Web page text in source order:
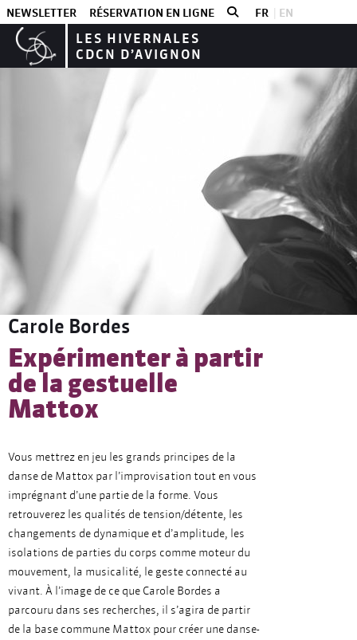
NEWSLETTER RÉSERVATION EN LIGNE FR EN
LES HIVERNALES
CDCN D’AVIGNON
Niveau 2 & 3
Carole Bordes
Expérimenter à partir
de la gestuelle
Mattox
Vous mettrez en jeu les grands principes de la
danse de Mattox par l’improvisation tout en vous
imprégnant d’une partie de la forme. Vous
retrouverez les qualités de tension/détente, les
changements de dynamique et d’amplitude, les
isolations de parties du corps comme moteur du
mouvement, la musicalité, le geste connecté au
vivant. À l’image de ce que Carole Bordes a
parcouru dans ses recherches, il s’agira de partir
de la base commune Mattox pour créer une danse-